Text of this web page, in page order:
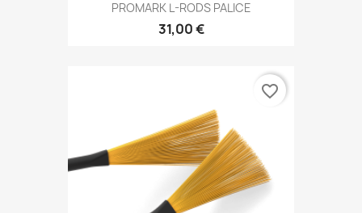
PROMARK L-RODS PALICE
31,00 €
favorite_border